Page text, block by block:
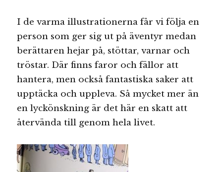
I de varma illustrationerna får vi följa en
person som ger sig ut på äventyr medan
berättaren hejar på, stöttar, varnar och
tröstar. Där finns faror och fällor att
hantera, men också fantastiska saker att
upptäcka och uppleva. Så mycket mer än
en lyckönskning är det här en skatt att
återvända till genom hela livet.